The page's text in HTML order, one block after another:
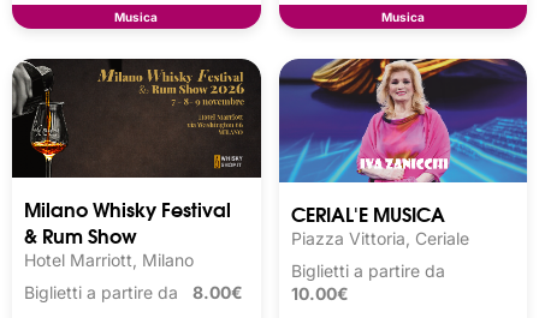
Musica Musica
Milano Whisky Festival
& Rum Show
Hotel Marriott, Milano
Biglietti a partire da 8.00€
CERIAL'E MUSICA
Piazza Vittoria, Ceriale
Biglietti a partire da
10.00€